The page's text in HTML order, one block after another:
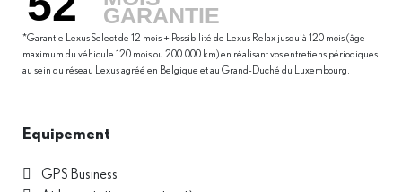
GARANTIE
*Garantie Lexus Select de 12 mois + Possibilité de Lexus Relax jusqu’à 120 mois (âge
maximum du véhicule 120 mois ou 200.000 km) en réalisant vos entretiens périodiques
au sein du réseau Lexus agréé en Belgique et au Grand-Duché du Luxembourg.
Equipement
GPS Business